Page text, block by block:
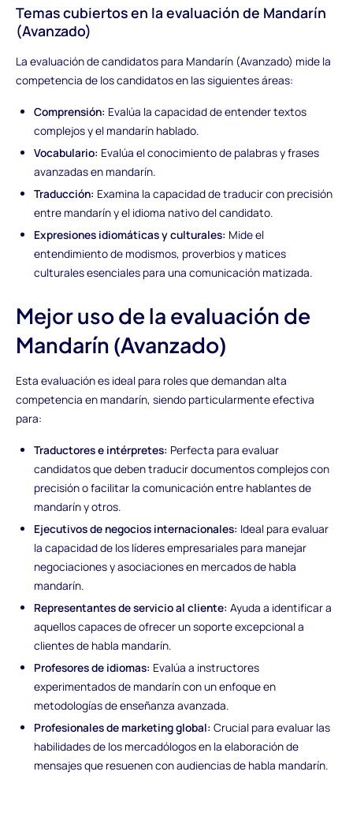
Temas cubiertos en la evaluación de Mandarín
(Avanzado)
La evaluación de candidatos para Mandarín (Avanzado) mide la
competencia de los candidatos en las siguientes áreas:
Comprensión: Evalúa la capacidad de entender textos
complejos y el mandarín hablado.
Vocabulario: Evalúa el conocimiento de palabras y frases
avanzadas en mandarín.
Traducción: Examina la capacidad de traducir con precisión
entre mandarín y el idioma nativo del candidato.
Expresiones idiomáticas y culturales: Mide el
entendimiento de modismos, proverbios y matices
culturales esenciales para una comunicación matizada.
Mejor uso de la evaluación de
Mandarín (Avanzado)
Esta evaluación es ideal para roles que demandan alta
competencia en mandarín, siendo particularmente efectiva
para:
Traductores e intérpretes: Perfecta para evaluar
candidatos que deben traducir documentos complejos con
precisión o facilitar la comunicación entre hablantes de
mandarín y otros.
Ejecutivos de negocios internacionales: Ideal para evaluar
la capacidad de los líderes empresariales para manejar
negociaciones y asociaciones en mercados de habla
mandarín.
Representantes de servicio al cliente: Ayuda a identificar a
aquellos capaces de ofrecer un soporte excepcional a
clientes de habla mandarín.
Profesores de idiomas: Evalúa a instructores
experimentados de mandarín con un enfoque en
metodologías de enseñanza avanzada.
Profesionales de marketing global: Crucial para evaluar las
habilidades de los mercadólogos en la elaboración de
mensajes que resuenen con audiencias de habla mandarín.